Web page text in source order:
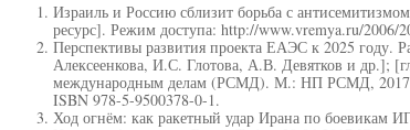
Израиль и Россию сблизит борьба с
ресурс]. Режим доступа: http://www.vremya.ru/2006/
Перспективы развития проекта ЕАЭС к 2025 году.
Алексеенкова, И.С. Глотова, А.В. Девятков и др.];
международным делам (РСМД). М.: НП РСМД, 2017.
ISBN 978-5-9500378-0-1.
Ход огнём: как ракетный удар Ирана по боевикам